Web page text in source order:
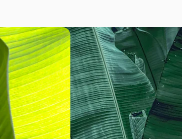
Produkter
Spaces
AI-assistent
AI-bildgenerator
AI-videogenerator
Kom igång
Academy
Dokumentation
Support
Användarvillkor
Om oss
Karriär